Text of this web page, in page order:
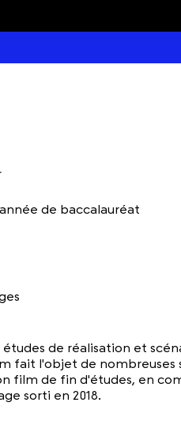
de baccalauréat
études de réalisation et
fait l'objet de
film de fin d'études, en
sorti en 2018.